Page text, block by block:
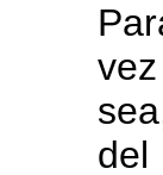
del